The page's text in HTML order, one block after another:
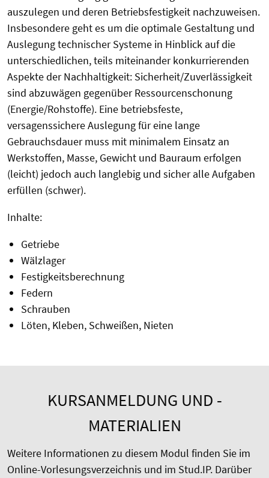
auszulegen und deren Betriebsfestigkeit nachzuweisen.
Insbesondere geht es um die optimale Gestaltung und
Auslegung technischer Systeme in Hinblick auf die
unterschiedlichen, teils miteinander konkurrierenden
Aspekte der Nachhaltigkeit: Sicherheit/Zuverlässigkeit
sind abzuwägen gegenüber Ressourcenschonung
(Energie/Rohstoffe). Eine betriebsfeste,
versagenssichere Auslegung für eine lange
Gebrauchsdauer muss mit minimalem Einsatz an
Werkstoffen, Masse, Gewicht und Bauraum erfolgen
(leicht) jedoch auch langlebig und sicher alle Aufgaben
erfüllen (schwer).
Inhalte:
Getriebe
Wälzlager
Festigkeitsberechnung
Federn
Schrauben
Löten, Kleben, Schweißen, Nieten
KURSANMELDUNG UND -
MATERIALIEN
Weitere Informationen zu diesem Modul finden Sie im
Online-Vorlesungsverzeichnis und im Stud.IP. Darüber